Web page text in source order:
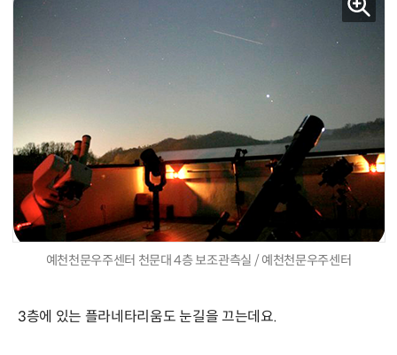
예천천문우주센터 천문대 4층 보조관측실 / 예천천문우주센터
3층에 있는 플라네타리움도 눈길을 끄는데요.